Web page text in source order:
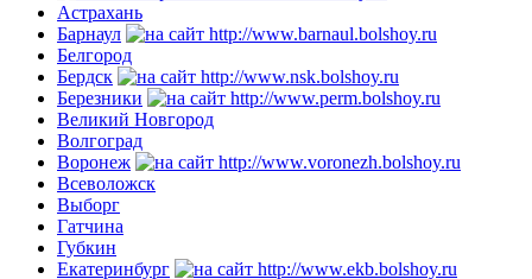
Астрахань
Барнаул
Белгород
Бердск
Березники
Великий Новгород
Волгоград
Воронеж
Всеволожск
Выборг
Гатчина
Губкин
Екатеринбург